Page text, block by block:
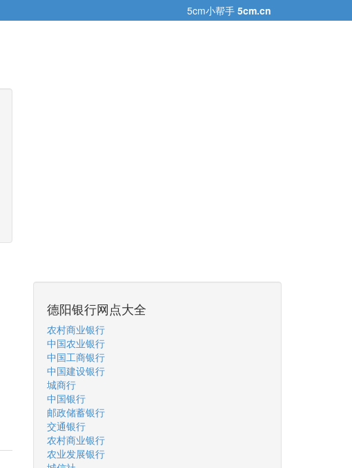
5cm小帮手 5cm.cn
德阳银行网点大全
农村商业银行
中国农业银行
中国工商银行
中国建设银行
城商行
中国银行
邮政储蓄银行
交通银行
农村商业银行
农业发展银行